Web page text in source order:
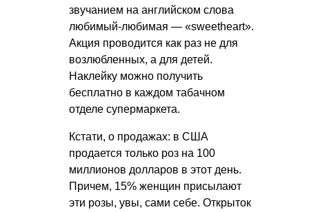
звучанием на английском слова
любимый-любимая — «sweetheart».
Акция проводится как раз не для
возлюбленных, а для детей.
Наклейку можно получить
бесплатно в каждом табачном
отделе супермаркета.
Кстати, о продажах: в США
продается только роз на 100
миллионов долларов в этот день.
Причем, 15% женщин присылают
эти розы, увы, сами себе. Открыток